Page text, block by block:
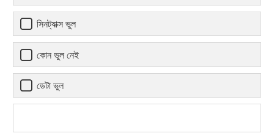
সিনট্যাক্স ভুল
কোন ভুল নেই
ডেটা ভুল